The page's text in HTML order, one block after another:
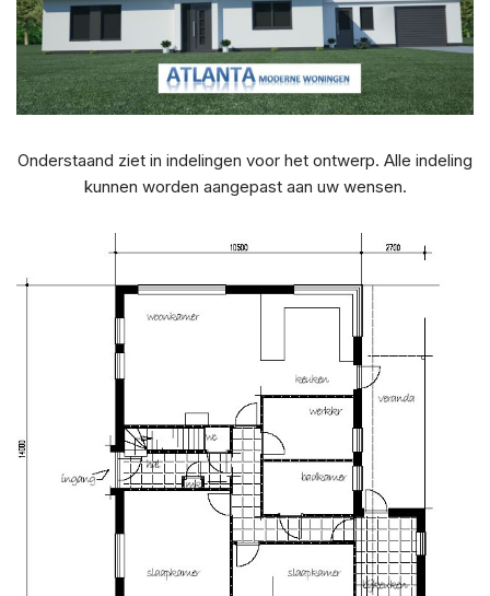
Onderstaand ziet in indelingen voor het ontwerp. Alle indeling
kunnen worden aangepast aan uw wensen.